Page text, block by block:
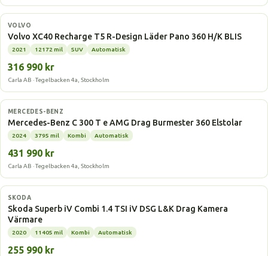
Laddhybrid
VOLVO
Volvo XC40 Recharge T5 R-Design Läder Pano 360 H/K BLIS
2021 12172 mil SUV Automatisk
316 990 kr
Carla AB · Tegelbacken 4a, Stockholm
Laddhybrid
MERCEDES-BENZ
Mercedes-Benz C 300 T e AMG Drag Burmester 360 Elstolar
2024 3795 mil Kombi Automatisk
431 990 kr
Carla AB · Tegelbacken 4a, Stockholm
Laddhybrid
SKODA
Skoda Superb iV Combi 1.4 TSI iV DSG L&K Drag Kamera
Värmare
2020 11405 mil Kombi Automatisk
255 990 kr